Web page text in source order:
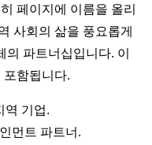
페이지에 이름을 올리
사회의 삶을 풍요롭게
파트너십입니다. 이
포함됩니다.
역 기업.
먼트 파트너.